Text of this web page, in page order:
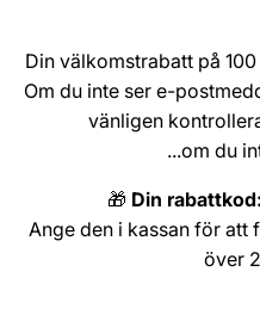
Din välkomstrabatt på
Om du inte ser e-
vänligen
...om du
🎁 Din
Ange den i kassan för att
över